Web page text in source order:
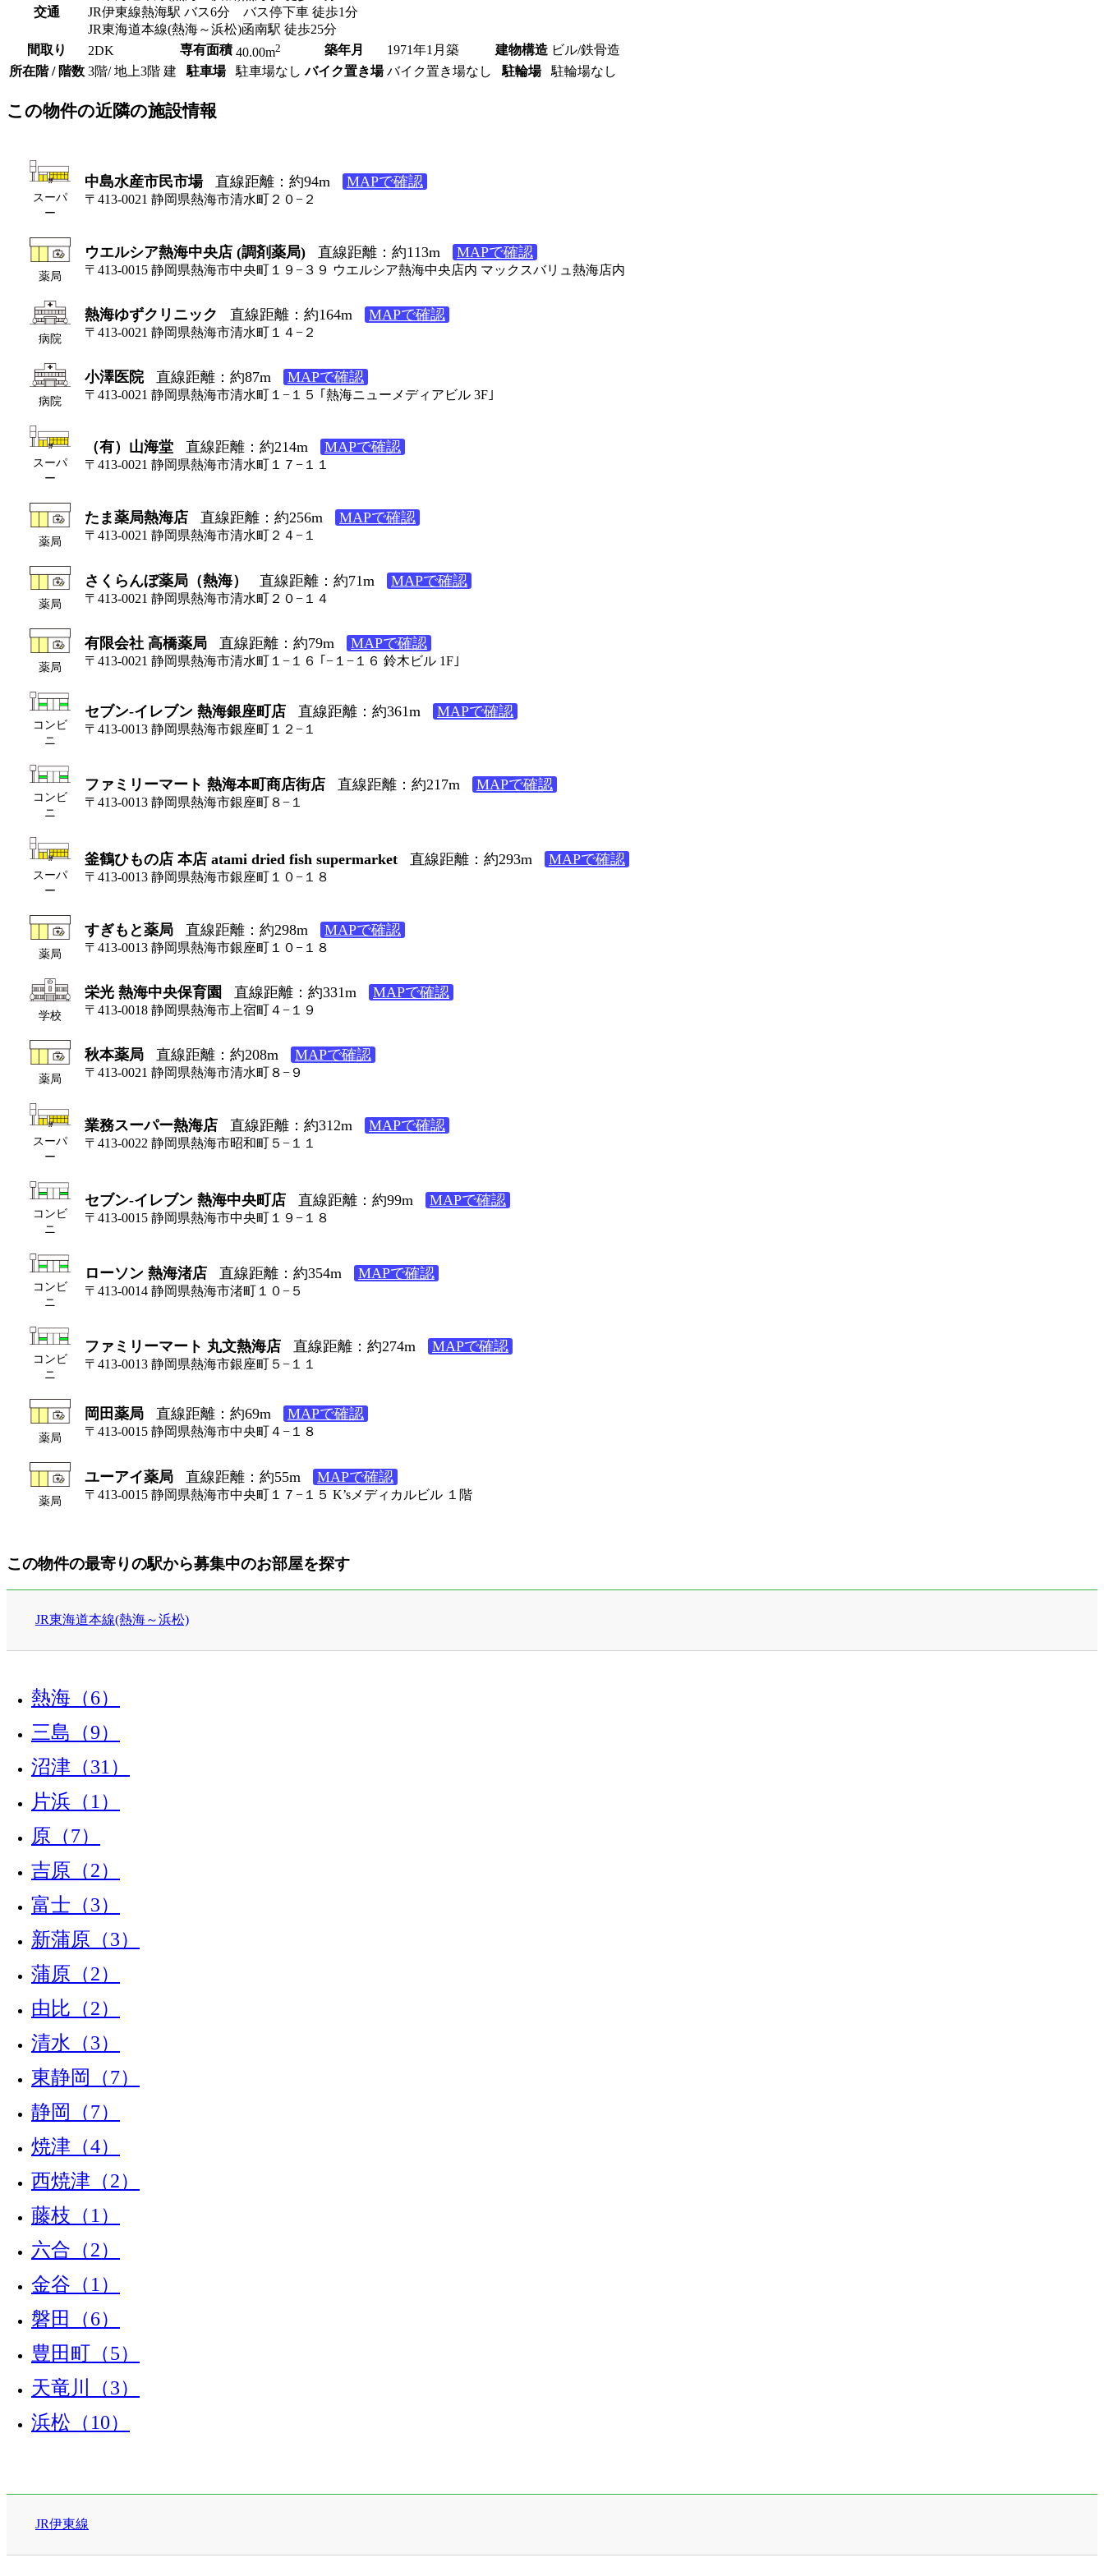
交通
JR伊東線熱海駅 バス6分 バス停下車 徒歩1分
JR東海道本線(熱海～浜松)函南駅 徒歩25分
間取り
2DK 専有面積 40.00m2 築年月 1971年1月築 建物構造 ビル/鉄骨造
所在階 / 階数 3階/ 地上3階 建 駐車場 駐車場なし バイク置き場 バイク置き場なし 駐輪場 駐輪場なし
この物件の近隣の施設情報
スーパ
ー
中島水産市民市場 直線距離：約94m MAPで確認
〒413-0021 静岡県熱海市清水町２０−２
薬局
ウエルシア熱海中央店 (調剤薬局) 直線距離：約113m MAPで確認
〒413-0015 静岡県熱海市中央町１９−３９ ウエルシア熱海中央店内 マックスバリュ熱海店内
病院
熱海ゆずクリニック 直線距離：約164m MAPで確認
〒413-0021 静岡県熱海市清水町１４−２
病院
小澤医院 直線距離：約87m MAPで確認
〒413-0021 静岡県熱海市清水町１−１５ ｢熱海ニューメディアビル 3F｣
スーパ
ー
（有）山海堂 直線距離：約214m MAPで確認
〒413-0021 静岡県熱海市清水町１７−１１
薬局
たま薬局熱海店 直線距離：約256m MAPで確認
〒413-0021 静岡県熱海市清水町２４−１
薬局
さくらんぼ薬局（熱海） 直線距離：約71m MAPで確認
〒413-0021 静岡県熱海市清水町２０−１４
薬局
有限会社 高橋薬局 直線距離：約79m MAPで確認
〒413-0021 静岡県熱海市清水町１−１６ ｢−１−１６ 鈴木ビル 1F｣
コンビ
ニ
セブン-イレブン 熱海銀座町店 直線距離：約361m MAPで確認
〒413-0013 静岡県熱海市銀座町１２−１
コンビ
ニ
ファミリーマート 熱海本町商店街店 直線距離：約217m MAPで確認
〒413-0013 静岡県熱海市銀座町８−１
スーパ
ー
釜鶴ひもの店 本店 atami dried fish supermarket 直線距離：約293m MAPで確認
〒413-0013 静岡県熱海市銀座町１０−１８
薬局
すぎもと薬局 直線距離：約298m MAPで確認
〒413-0013 静岡県熱海市銀座町１０−１８
学校
栄光 熱海中央保育園 直線距離：約331m MAPで確認
〒413-0018 静岡県熱海市上宿町４−１９
薬局
秋本薬局 直線距離：約208m MAPで確認
〒413-0021 静岡県熱海市清水町８−９
スーパ
ー
業務スーパー熱海店 直線距離：約312m MAPで確認
〒413-0022 静岡県熱海市昭和町５−１１
コンビ
ニ
セブン-イレブン 熱海中央町店 直線距離：約99m MAPで確認
〒413-0015 静岡県熱海市中央町１９−１８
コンビ
ニ
ローソン 熱海渚店 直線距離：約354m MAPで確認
〒413-0014 静岡県熱海市渚町１０−５
コンビ
ニ
ファミリーマート 丸文熱海店 直線距離：約274m MAPで確認
〒413-0013 静岡県熱海市銀座町５−１１
薬局
岡田薬局 直線距離：約69m MAPで確認
〒413-0015 静岡県熱海市中央町４−１８
薬局
ユーアイ薬局 直線距離：約55m MAPで確認
〒413-0015 静岡県熱海市中央町１７−１５ K’sメディカルビル １階
この物件の最寄りの駅から募集中のお部屋を探す
JR東海道本線(熱海～浜松)
熱海（6）
三島（9）
沼津（31）
片浜（1）
原（7）
吉原（2）
富士（3）
新蒲原（3）
蒲原（2）
由比（2）
清水（3）
東静岡（7）
静岡（7）
焼津（4）
西焼津（2）
藤枝（1）
六合（2）
金谷（1）
磐田（6）
豊田町（5）
天竜川（3）
浜松（10）
JR伊東線